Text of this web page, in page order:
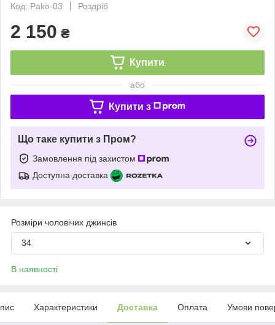
Код: Pako-03
Роздріб
2 150 ₴
Купити
або
Купити з
Що таке купити з Пром?
Замовлення під захистом
Доступна доставка
Розміри чоловічих джинсів
34
В наявності
Характеристики Доставка Оплата Умови